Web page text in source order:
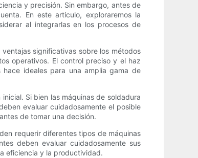
y precisión. Sin embargo, antes de
En este artículo, exploraremos la
al integrarlas en los procesos de
significativas sobre los métodos
operativos. El control preciso y el haz
ideales para una amplia gama de
Si bien las máquinas de soldadura
evaluar cuidadosamente el posible
de tomar una decisión.
requerir diferentes tipos de máquinas
deben evaluar cuidadosamente sus
eficiencia y la productividad.